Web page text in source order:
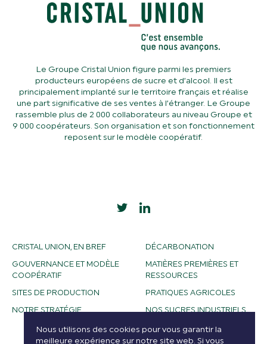
Le Groupe Cristal Union figure parmi les premiers
producteurs européens de sucre et d’alcool. Il est
principalement implanté sur le territoire français et réalise
une part significative de ses ventes à l’étranger. Le Groupe
rassemble plus de 2 000 collaborateurs au niveau Groupe et
9 000 coopérateurs. Son organisation et son fonctionnement
reposent sur le modèle coopératif.
CRISTAL UNION, EN BREF
GOUVERNANCE ET MODÈLE
COOPÉRATIF
SITES DE PRODUCTION
NOTRE STRATÉGIE
DÉCARBONATION
MATIÈRES PREMIÈRES ET
RESSOURCES
PRATIQUES AGRICOLES
NOS SUCRES INDUSTRIELS
NOS ALCOOLS
Nous utilisons des cookies pour vous garantir la
meilleure expérience sur notre site web. Si vous